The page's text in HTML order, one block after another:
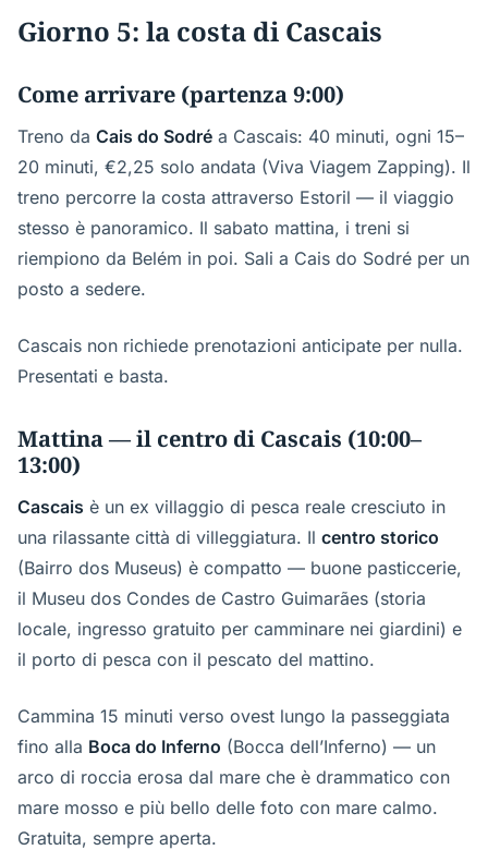
Giorno 5: la costa di Cascais
Come arrivare (partenza 9:00)
Treno da Cais do Sodré a Cascais: 40 minuti, ogni 15–
20 minuti, €2,25 solo andata (Viva Viagem Zapping). Il
treno percorre la costa attraverso Estoril — il viaggio
stesso è panoramico. Il sabato mattina, i treni si
riempiono da Belém in poi. Sali a Cais do Sodré per un
posto a sedere.
Cascais non richiede prenotazioni anticipate per nulla.
Presentati e basta.
Mattina — il centro di Cascais (10:00–
13:00)
Cascais è un ex villaggio di pesca reale cresciuto in
una rilassante città di villeggiatura. Il centro storico
(Bairro dos Museus) è compatto — buone pasticcerie,
il Museu dos Condes de Castro Guimarães (storia
locale, ingresso gratuito per camminare nei giardini) e
il porto di pesca con il pescato del mattino.
Cammina 15 minuti verso ovest lungo la passeggiata
fino alla Boca do Inferno (Bocca dell’Inferno) — un
arco di roccia erosa dal mare che è drammatico con
mare mosso e più bello delle foto con mare calmo.
Gratuita, sempre aperta.